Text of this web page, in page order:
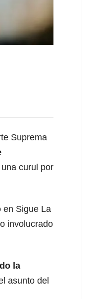
Suprema
curul por
en Sigue La
involucrado
la
asunto del